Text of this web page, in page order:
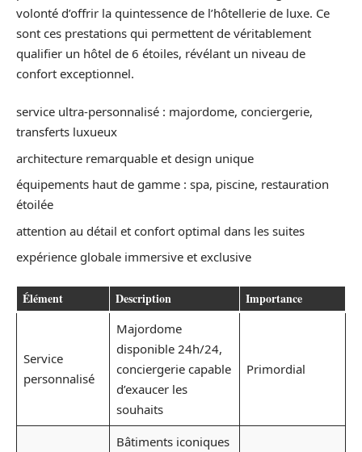
volonté d’offrir la quintessence de l’hôtellerie de luxe. Ce
sont ces prestations qui permettent de véritablement
qualifier un hôtel de 6 étoiles, révélant un niveau de
confort exceptionnel.
service ultra-personnalisé : majordome, conciergerie,
transferts luxueux
architecture remarquable et design unique
équipements haut de gamme : spa, piscine, restauration
étoilée
attention au détail et confort optimal dans les suites
expérience globale immersive et exclusive
Élément Description Importance
Service
personnalisé
Majordome
disponible 24h/24,
conciergerie capable
d’exaucer les
souhaits
Primordial
Bâtiments iconiques